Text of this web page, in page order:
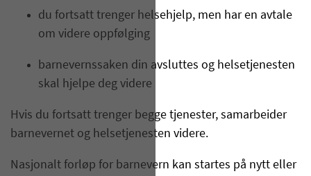
du fortsatt trenger helsehjelp, men har en avtale
om videre oppfølging
barnevernssaken din avsluttes og helsetjenesten
skal hjelpe deg videre
Hvis du fortsatt trenger begge tjenester, samarbeider
barnevernet og helsetjenesten videre.
Nasjonalt forløp for barnevern kan startes på nytt eller